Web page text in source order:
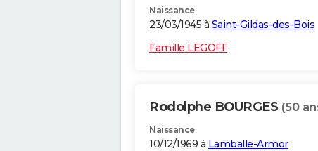
Naissance
23/03/1945 à Saint-Gildas-des-Bois
Famille LEGOFF
Rodolphe BOURGES (50
Naissance
10/12/1969 à Lamballe-Armor